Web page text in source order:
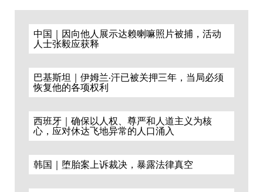
中国｜因向他人展示达赖喇嘛照片被捕，活动
人士张毅应获释
巴基斯坦｜伊姆兰·汗已被关押三年，当局必须
恢复他的各项权利
西班牙｜确保以人权、尊严和人道主义为核
心，应对休达飞地异常的人口涌入
韩国｜堕胎案上诉裁决，暴露法律真空